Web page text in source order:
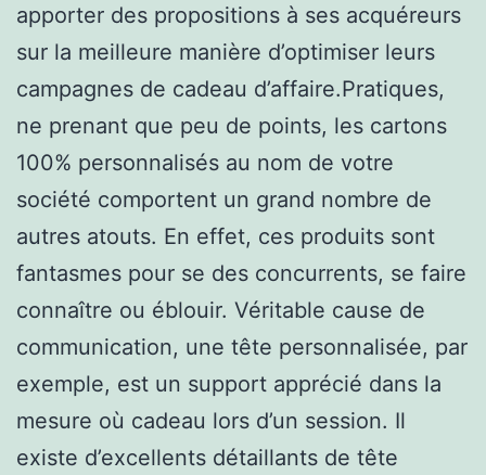
apporter des propositions à ses acquéreurs
sur la meilleure manière d’optimiser leurs
campagnes de cadeau d’affaire.Pratiques,
ne prenant que peu de points, les cartons
100% personnalisés au nom de votre
société comportent un grand nombre de
autres atouts. En effet, ces produits sont
fantasmes pour se des concurrents, se faire
connaître ou éblouir. Véritable cause de
communication, une tête personnalisée, par
exemple, est un support apprécié dans la
mesure où cadeau lors d’un session. Il
existe d’excellents détaillants de tête